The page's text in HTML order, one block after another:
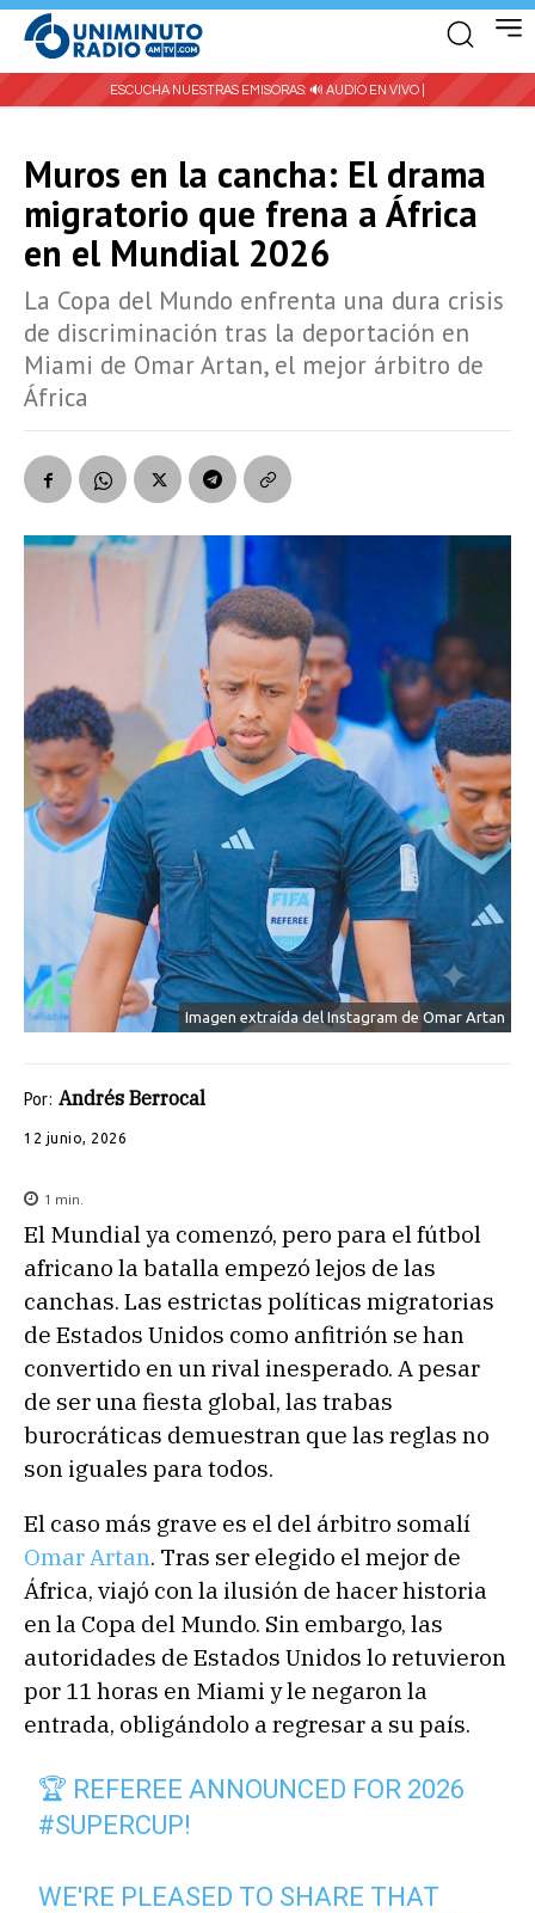
ESCUCHA NUESTRAS EMISORAS: 🔊 AUDIO EN VIVO |
Muros en la cancha: El drama
migratorio que frena a África
en el Mundial 2026
La Copa del Mundo enfrenta una dura crisis
de discriminación tras la deportación en
Miami de Omar Artan, el mejor árbitro de
África
Imagen extraída del Instagram de Omar Artan
Por: Andrés Berrocal
12 junio, 2026
1 min.
El Mundial ya comenzó, pero para el fútbol
africano la batalla empezó lejos de las
canchas. Las estrictas políticas migratorias
de Estados Unidos como anfitrión se han
convertido en un rival inesperado. A pesar
de ser una fiesta global, las trabas
burocráticas demuestran que las reglas no
son iguales para todos.
El caso más grave es el del árbitro somalí
Omar Artan. Tras ser elegido el mejor de
África, viajó con la ilusión de hacer historia
en la Copa del Mundo. Sin embargo, las
autoridades de Estados Unidos lo retuvieron
por 11 horas en Miami y le negaron la
entrada, obligándolo a regresar a su país.
🏆 REFEREE ANNOUNCED FOR 2026
#SUPERCUP!
WE'RE PLEASED TO SHARE THAT